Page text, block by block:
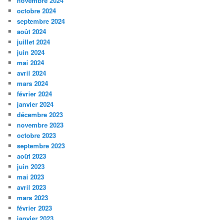
octobre 2024
septembre 2024
août 2024
juillet 2024
juin 2024
mai 2024
avril 2024
mars 2024
février 2024
janvier 2024
décembre 2023
novembre 2023
octobre 2023
septembre 2023
août 2023
juin 2023
mai 2023
avril 2023
mars 2023
février 2023